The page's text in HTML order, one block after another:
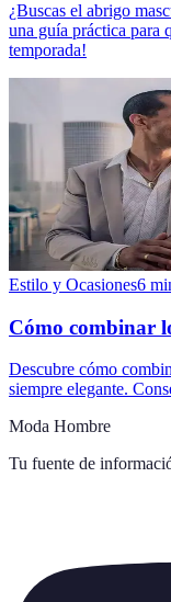
¿Buscas el abrigo
una guía práctica para
temporada!
Estilo y Ocasiones6
Cómo combinar
Descubre cómo
siempre elegante.
Moda Hombre
Tu fuente de